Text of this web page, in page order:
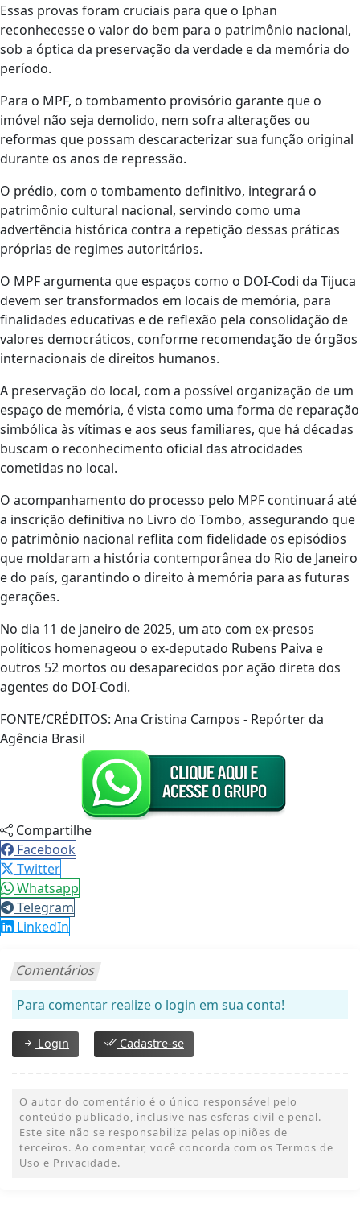
Essas provas foram cruciais para que o Iphan
reconhecesse o valor do bem para o patrimônio nacional,
sob a óptica da preservação da verdade e da memória do
período.
Para o MPF, o tombamento provisório garante que o
imóvel não seja demolido, nem sofra alterações ou
reformas que possam descaracterizar sua função original
durante os anos de repressão.
O prédio, com o tombamento definitivo, integrará o
patrimônio cultural nacional, servindo como uma
advertência histórica contra a repetição dessas práticas
próprias de regimes autoritários.
O MPF argumenta que espaços como o DOI-Codi da Tijuca
devem ser transformados em locais de memória, para
finalidades educativas e de reflexão pela consolidação de
valores democráticos, conforme recomendação de órgãos
internacionais de direitos humanos.
A preservação do local, com a possível organização de um
espaço de memória, é vista como uma forma de reparação
simbólica às vítimas e aos seus familiares, que há décadas
buscam o reconhecimento oficial das atrocidades
cometidas no local.
O acompanhamento do processo pelo MPF continuará até
a inscrição definitiva no Livro do Tombo, assegurando que
o patrimônio nacional reflita com fidelidade os episódios
que moldaram a história contemporânea do Rio de Janeiro
e do país, garantindo o direito à memória para as futuras
gerações.
No dia 11 de janeiro de 2025, um ato com ex-presos
políticos homenageou o ex-deputado Rubens Paiva e
outros 52 mortos ou desaparecidos por ação direta dos
agentes do DOI-Codi.
FONTE/CRÉDITOS: Ana Cristina Campos - Repórter da
Agência Brasil
Compartilhe
Facebook
Twitter
Whatsapp
Telegram
LinkedIn
Comentários
Para comentar realize o login em sua conta!
Login Cadastre-se
O autor do comentário é o único responsável pelo
conteúdo publicado, inclusive nas esferas civil e penal.
Este site não se responsabiliza pelas opiniões de
terceiros. Ao comentar, você concorda com os Termos de
Uso e Privacidade.